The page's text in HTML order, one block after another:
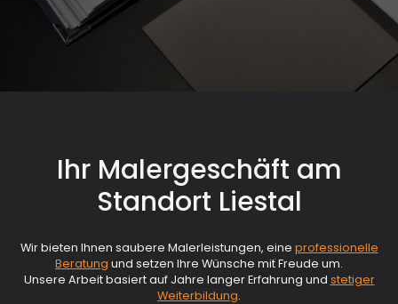
Ihr Malergeschäft am
Standort Liestal
Wir bieten Ihnen saubere Malerleistungen, eine professionelle
Beratung und setzen Ihre Wünsche mit Freude um.
Unsere Arbeit basiert auf Jahre langer Erfahrung und stetiger
Weiterbildung.